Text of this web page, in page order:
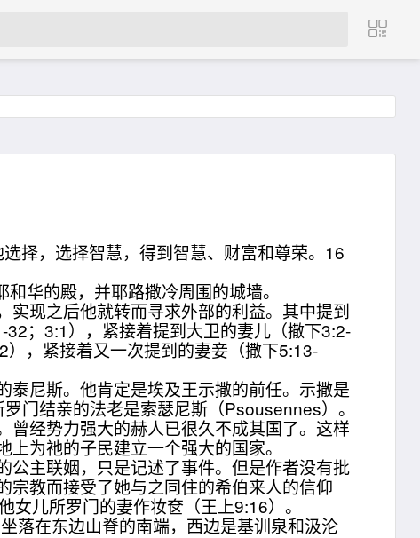
择，选择智慧，得到智慧、财富和尊荣。16
华的殿，并耶路撒冷周围的城墙。
现之后他就转而寻求外部的利益。其中提到
；3:1），紧接着提到大卫的妻儿（撒下3:2-
，紧接着又一次提到的妻妾（撒下5:13-
尼斯。他肯定是埃及王示撒的前任。示撒是
门结亲的法老是索瑟尼斯（Psousennes）。
经势力强大的赫人已很久不成其国了。这样
为祂的子民建立一个强大的国家。
主联姻，只是记述了事件。但是作者没有批
教而接受了她与之同住的希伯来人的信仰
女儿所罗门的妻作妆奁（王上9:16）。
在东边山脊的南端，西边是基训泉和汲沦